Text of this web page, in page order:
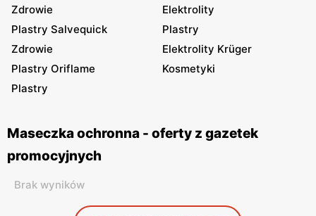
Zdrowie
Elektrolity
Plastry Salvequick
Plastry
Zdrowie
Elektrolity Krüger
Plastry Oriflame
Kosmetyki
Plastry
Maseczka ochronna - oferty z gazetek
promocyjnych
Brak wyników